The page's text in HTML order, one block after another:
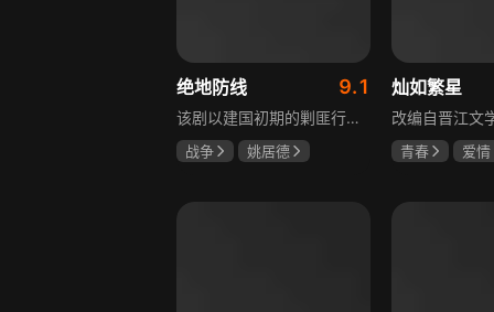
绝地防线 9.1
该剧以建国初期的剿匪行动为背景，讲述中国人民解放军西线小分队追击黑山寺国民党残部的故事。小分队在执行任务过程中，严格遵照上级指示，既要完成军事目标，又全力保护沿途百姓的生命财产安全，同时对残部人员采取劝降与救治相结合的策略。最终，小分队成功控制了区域内的疫情，救出了愿意投诚的士兵，圆满完成了剿匪解救任务，展现了解放军的优良作风与使命担当。
战争
姚居德
灿如繁星
青春
爱情